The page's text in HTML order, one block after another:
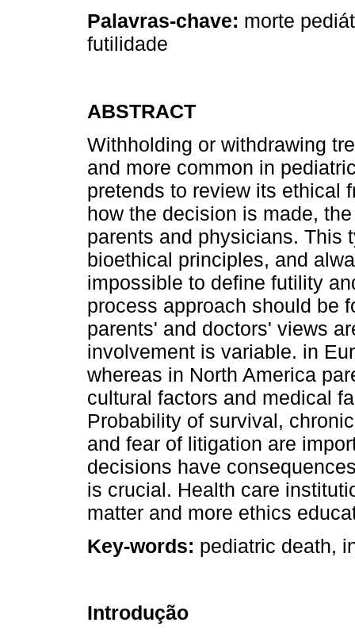
Palavras-chave: morte
futilidade
ABSTRACT
Withholding or withdrawing
and more common in
pretends to review its ethical
how the decision is made,
parents and physicians. This
bioethical principles, and
impossible to define futility
process approach should be
parents' and doctors' views
involvement is variable. in
whereas in North America
cultural factors and medical
Probability of survival,
and fear of litigation are
decisions have
is crucial. Health care
matter and more ethics
Key-words: pediatric death,
Introdução